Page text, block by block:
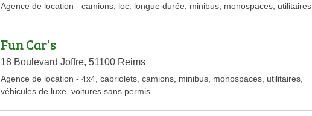
Agence de location - camions loc. longue durée minibus monospaces utilitaires
Fun Car's
18 Boulevard Joffre, 51100 Reims
Agence de location - 4x4 cabriolets camions minibus monospaces utilitaires
véhicules de luxe voitures sans permis